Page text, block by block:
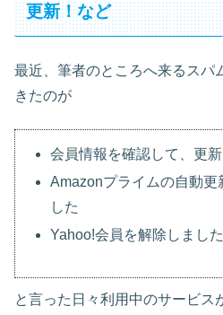
更新！など
最近、筆者のところへ来るスパ
きたのが
会員情報を確認して、更
Amazonプライムの自動更
した
Yahoo!会員を解除しまし
と言った日々利用中のサービス